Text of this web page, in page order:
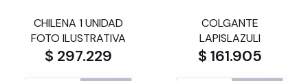
CHILENA 1 UNIDAD
FOTO ILUSTRATIVA
$ 297.229
COLGANTE
LAPISLAZULI
$ 161.905